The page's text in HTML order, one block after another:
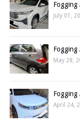
Fogging
July 01,
Fogging
May 28,
Fogging
April 24,